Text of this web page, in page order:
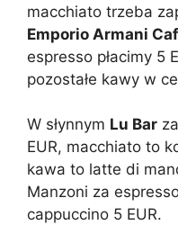
macchiato trzeba
Emporio Armani
espresso płacimy 5
pozostałe kawy w
W słynnym Lu Bar
EUR, macchiato to
kawa to latte di
Manzoni za
cappuccino 5 EUR.